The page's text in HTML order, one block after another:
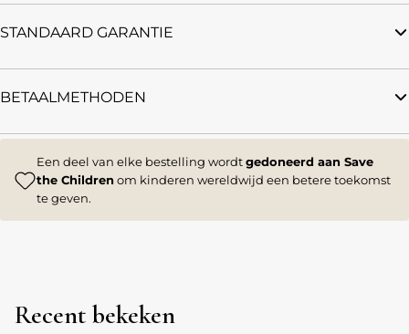
STANDAARD GARANTIE
BETAALMETHODEN
Een deel van elke bestelling wordtgedoneerd aan Save
the Children om kinderen wereldwijd een betere toekomst
te geven.
Recent bekeken